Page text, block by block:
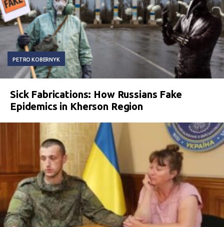
PETRO KOBERNYK
Sick Fabrications: How Russians Fake
Epidemics in Kherson Region